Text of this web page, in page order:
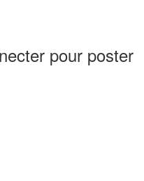
pour poster